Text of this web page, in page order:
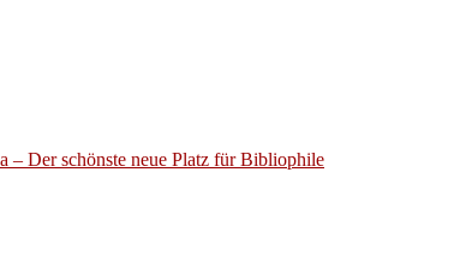
– Der schönste neue Platz für Bibliophile